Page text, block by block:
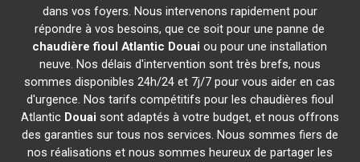
dans vos foyers. Nous intervenons rapidement pour
répondre à vos besoins, que ce soit pour une panne de
chaudière fioul Atlantic Douai ou pour une installation
neuve. Nos délais d'intervention sont très brefs, nous
sommes disponibles 24h/24 et 7j/7 pour vous aider en cas
d'urgence. Nos tarifs compétitifs pour les chaudières fioul
Atlantic Douai sont adaptés à votre budget, et nous offrons
des garanties sur tous nos services. Nous sommes fiers de
nos réalisations et nous sommes heureux de partager les